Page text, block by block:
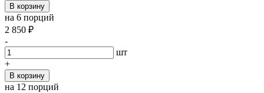
В корзину
на 6 порций
2 850 ₽
-
шт
+
В корзину
на 12 порций